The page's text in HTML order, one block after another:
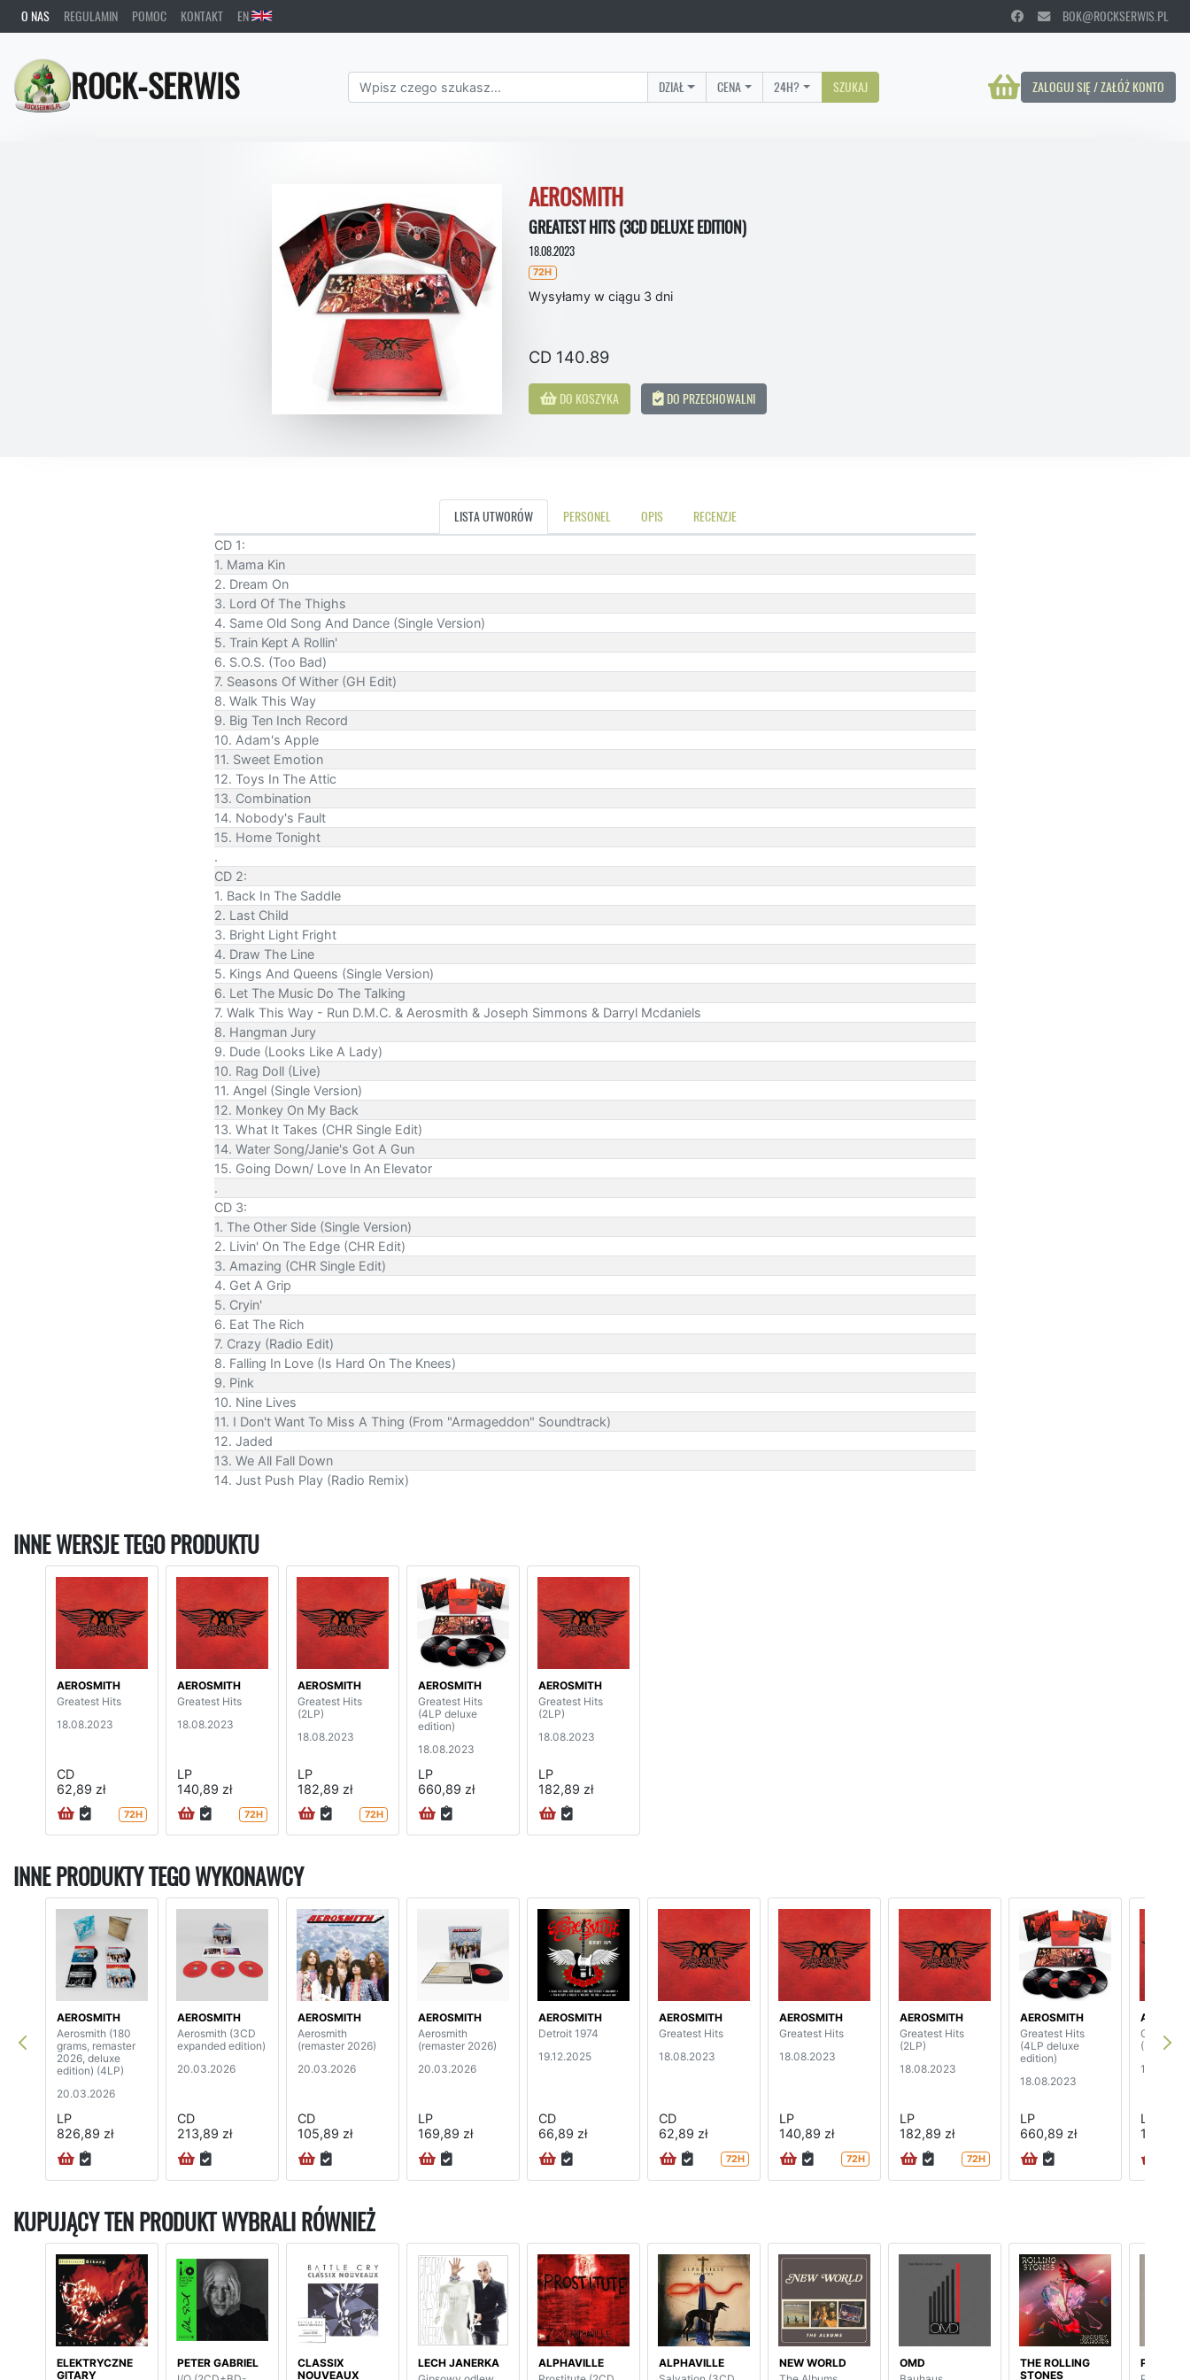
O NAS REGULAMIN POMOC KONTAKT EN BOK@ROCKSERWIS.PL
ROCK-SERWIS ZALOGUJ SIĘ / ZAŁÓŻ KONTO
DZIAŁ CENA 24H? SZUKAJ
AEROSMITH
GREATEST HITS (3CD DELUXE EDITION)
18.08.2023
72H
Wysyłamy w ciągu 3 dni
CD 140.89
DO KOSZYKA DO PRZECHOWALNI
LISTA UTWORÓW PERSONEL OPIS RECENZJE
CD 1:
1. Mama Kin
2. Dream On
3. Lord Of The Thighs
4. Same Old Song And Dance (Single Version)
5. Train Kept A Rollin'
6. S.O.S. (Too Bad)
7. Seasons Of Wither (GH Edit)
8. Walk This Way
9. Big Ten Inch Record
10. Adam's Apple
11. Sweet Emotion
12. Toys In The Attic
13. Combination
14. Nobody's Fault
15. Home Tonight
.
CD 2:
1. Back In The Saddle
2. Last Child
3. Bright Light Fright
4. Draw The Line
5. Kings And Queens (Single Version)
6. Let The Music Do The Talking
7. Walk This Way - Run D.M.C. & Aerosmith & Joseph Simmons & Darryl Mcdaniels
8. Hangman Jury
9. Dude (Looks Like A Lady)
10. Rag Doll (Live)
11. Angel (Single Version)
12. Monkey On My Back
13. What It Takes (CHR Single Edit)
14. Water Song/Janie's Got A Gun
15. Going Down/ Love In An Elevator
.
CD 3:
1. The Other Side (Single Version)
2. Livin' On The Edge (CHR Edit)
3. Amazing (CHR Single Edit)
4. Get A Grip
5. Cryin'
6. Eat The Rich
7. Crazy (Radio Edit)
8. Falling In Love (Is Hard On The Knees)
9. Pink
10. Nine Lives
11. I Don't Want To Miss A Thing (From "Armageddon" Soundtrack)
12. Jaded
13. We All Fall Down
14. Just Push Play (Radio Remix)
INNE WERSJE TEGO PRODUKTU
AEROSMITH
Greatest Hits
18.08.2023
CD
62,89 zł
72H
AEROSMITH
Greatest Hits
18.08.2023
LP
140,89 zł
72H
AEROSMITH
Greatest Hits
(2LP)
18.08.2023
LP
182,89 zł
72H
AEROSMITH
Greatest Hits
(4LP deluxe
edition)
18.08.2023
LP
660,89 zł
AEROSMITH
Greatest Hits
(2LP)
18.08.2023
LP
182,89 zł
INNE PRODUKTY TEGO WYKONAWCY
AEROSMITH
Aerosmith (180
grams, remaster
2026, deluxe
edition) (4LP)
20.03.2026
LP
826,89 zł
AEROSMITH
Aerosmith (3CD
expanded edition)
20.03.2026
CD
213,89 zł
AEROSMITH
Aerosmith
(remaster 2026)
20.03.2026
CD
105,89 zł
AEROSMITH
Aerosmith
(remaster 2026)
20.03.2026
LP
169,89 zł
AEROSMITH
Detroit 1974
19.12.2025
CD
66,89 zł
AEROSMITH
Greatest Hits
18.08.2023
CD
62,89 zł
72H
AEROSMITH
Greatest Hits
18.08.2023
LP
140,89 zł
72H
AEROSMITH
Greatest Hits
(2LP)
18.08.2023
LP
182,89 zł
72H
AEROSMITH
Greatest Hits
(4LP deluxe
edition)
18.08.2023
LP
660,89 zł
Greatest
(2LP)
LP
182,89
KUPUJĄCY TEN PRODUKT WYBRALI RÓWNIEŻ
ELEKTRYCZNE
GITARY
PETER GABRIEL
CLASSIX
NOUVEAUX
LECH JANERKA
ALPHAVILLE
ALPHAVILLE
NEW WORLD
OMD
THE ROLLING
STONES
PROCOL